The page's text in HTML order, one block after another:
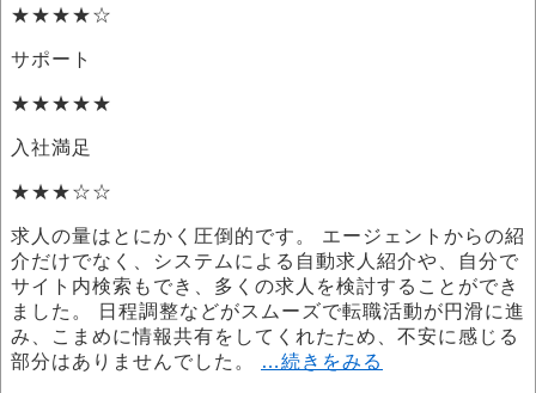
★★★★☆
サポート
★★★★★
入社満足
★★★☆☆
求人の量はとにかく圧倒的です。 エージェントからの紹
介だけでなく、システムによる自動求人紹介や、自分で
サイト内検索もでき、多くの求人を検討することができ
ました。 日程調整などがスムーズで転職活動が円滑に進
み、こまめに情報共有をしてくれたため、不安に感じる
部分はありませんでした。
…続きをみる